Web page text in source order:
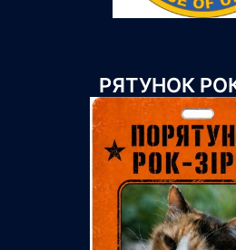
РЯТУНОК